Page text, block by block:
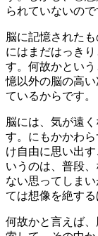
られていないので
脳に記憶された
にはまだはっき
す。何故かとい
憶以外の脳の高
ているからです。
脳には、気が遠
す。にもかかわ
け自由に思い出
いうのは、普段
ない思ってしま
ては想像を絶する
何故かと言えば